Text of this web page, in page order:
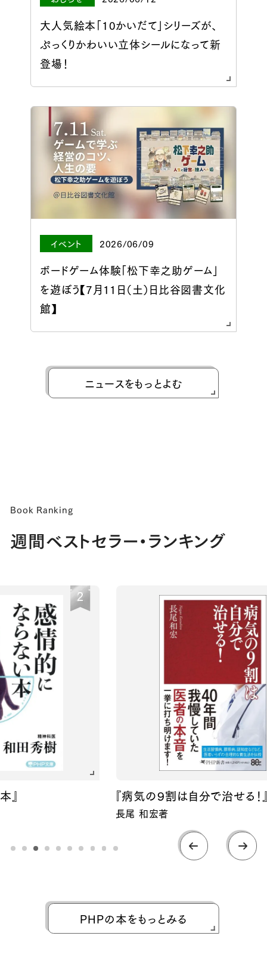
大人気絵本「10かいだて」シリーズが、
ぷっくりかわいい立体シールになって新
登場！
イベント 2026/06/09
ボードゲーム体験「松下幸之助ゲーム」
を遊ぼう【7月11日（土）日比谷図書文化
館】
ニュースをもっとよむ
Book Ranking
週間ベストセラー・ランキング
PHPの本をもっとみる
『病気の９割は自分で治せる！』